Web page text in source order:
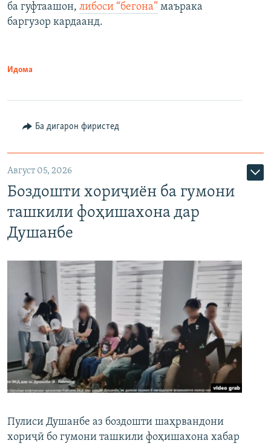
ба гуфтаашон, либоси “бегона” маърака
баргузор кардаанд.
Идома
Ба дигарон фиристед
Август 05, 2026
Боздошти хориҷиён ба гумони
ташкили фоҳишахона дар
Душанбе
Пулиси Душанбе аз боздошти шаҳрвандони
хориҷӣ бо гумони ташкили фоҳишахона хабар